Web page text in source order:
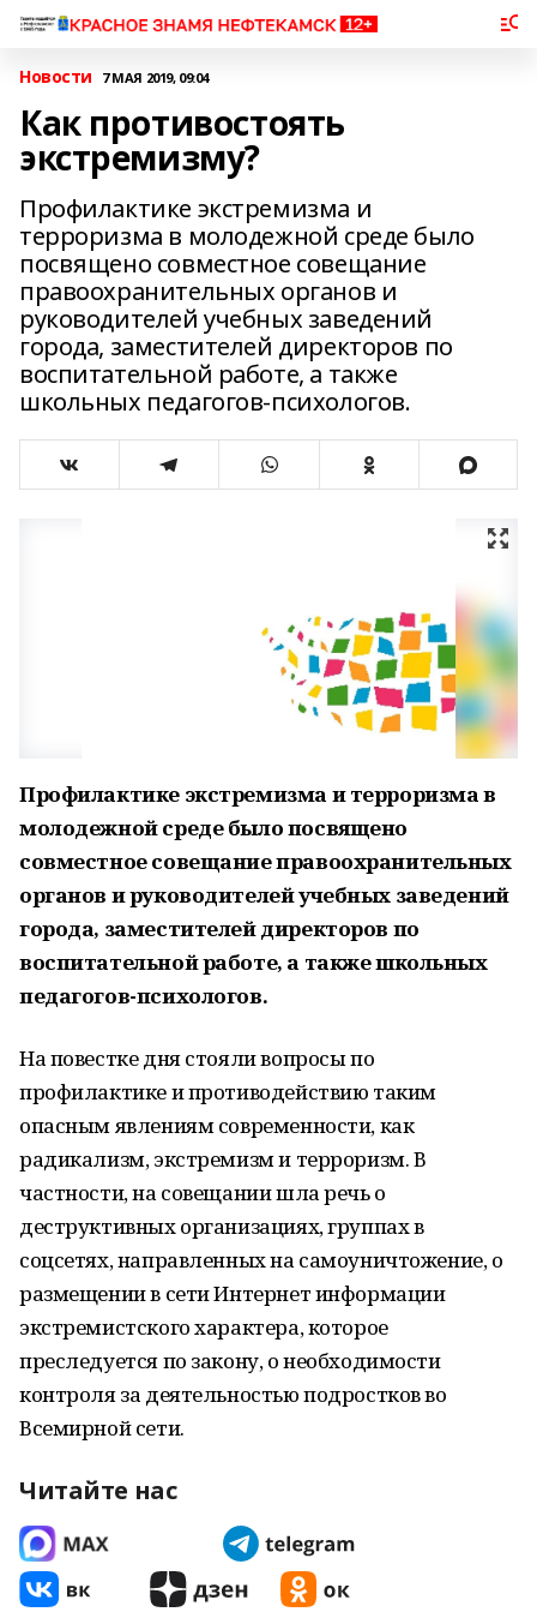
Новости 7 МАЯ 2019, 09:04
Как противостоять
экстремизму?
Профилактике экстремизма и
терроризма в молодежной среде было
посвящено совместное совещание
правоохранительных органов и
руководителей учебных заведений
города, заместителей директоров по
воспитательной работе, а также
школьных педагогов-психологов.
Профилактике экстремизма и терроризма в
молодежной среде было посвящено
совместное совещание правоохранительных
органов и руководителей учебных заведений
города, заместителей директоров по
воспитательной работе, а также школьных
педагогов-психологов.
На повестке дня стояли вопросы по
профилактике и противодействию таким
опасным явлениям современности, как
радикализм, экстремизм и терроризм. В
частности, на совещании шла речь о
деструктивных организациях, группах в
соцсетях, направленных на самоуничтожение, о
размещении в сети Интернет информации
экстремистского характера, которое
преследуется по закону, о необходимости
контроля за деятельностью подростков во
Всемирной сети.
Читайте нас